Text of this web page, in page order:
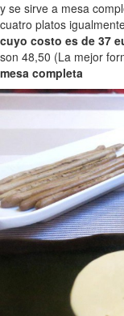
y se sirve a mesa
cuatro platos
cuyo costo es de 37
son 48,50 (La mejor
mesa completa